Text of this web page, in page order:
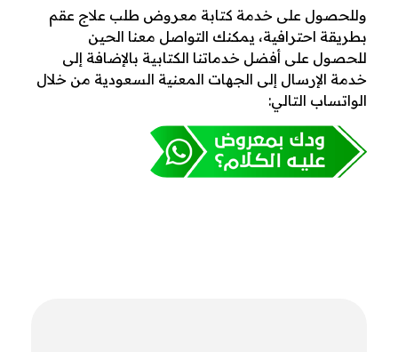
وللحصول على خدمة كتابة معروض طلب علاج عقم
بطريقة احترافية، يمكنك التواصل معنا الحين
للحصول على أفضل خدماتنا الكتابية بالإضافة إلى
خدمة الإرسال إلى الجهات المعنية السعودية من خلال
الواتساب التالي: